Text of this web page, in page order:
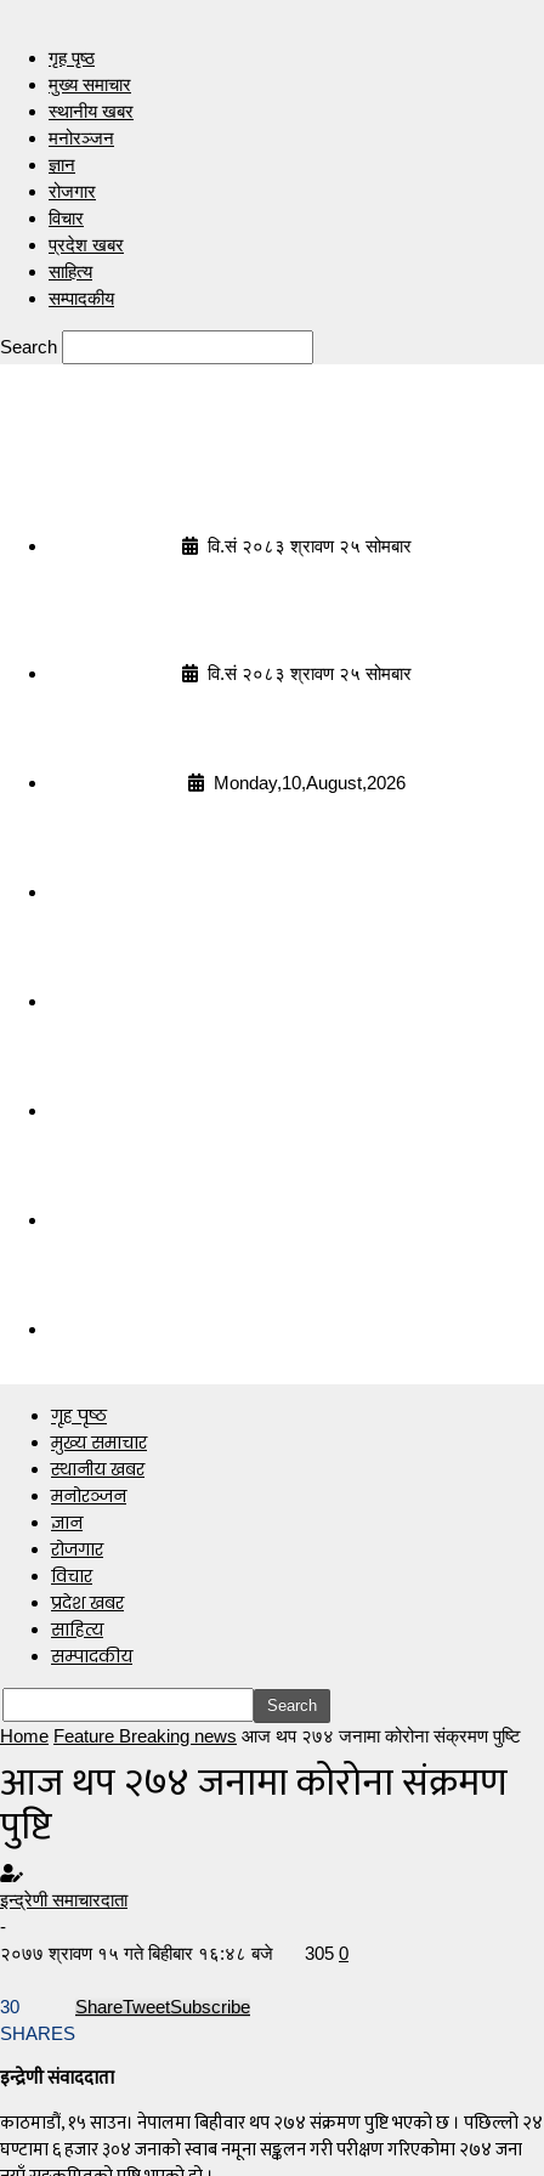
गृह पृष्ठ
मुख्य समाचार
स्थानीय खबर
मनोरञ्जन
ज्ञान
रोजगार
विचार
प्रदेश खबर
साहित्य
सम्पादकीय
Search
वि.सं २०८३ श्रावण २५ सोमबार
वि.सं २०८३ श्रावण २५ सोमबार
Monday,10,August,2026
गृह पृष्ठ
मुख्य समाचार
स्थानीय खबर
मनोरञ्जन
ज्ञान
रोजगार
विचार
प्रदेश खबर
साहित्य
सम्पादकीय
Home Feature Breaking news आज थप २७४ जनामा कोरोना संक्रमण पुष्टि
आज थप २७४ जनामा कोरोना संक्रमण
पुष्टि
इन्द्रेणी समाचारदाता
-
२०७७ श्रावण १५ गते बिहीबार १६:४८ बजे
305 0
30
SHARES
ShareTweetSubscribe
इन्द्रेणी संवाददाता
काठमाडौं, १५ साउन। नेपालमा बिहीवार थप २७४ संक्रमण पुष्टि भएको छ । पछिल्लो २४
घण्टामा ६ हजार ३०४ जनाको स्वाब नमूना सङ्कलन गरी परीक्षण गरिएकोमा २७४ जना